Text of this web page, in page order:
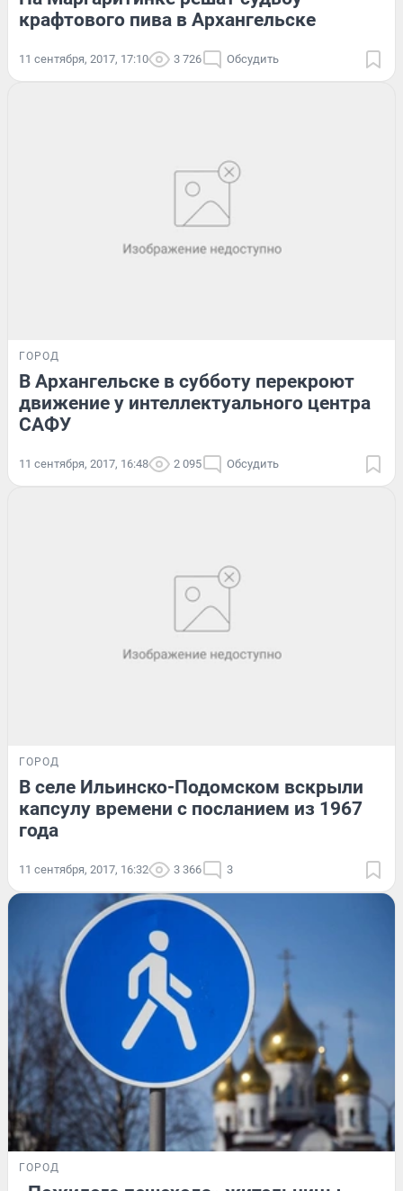
крафтового пива в Архангельске
11 сентября, 2017, 17:10 3 726 Обсудить
ГОРОД
В Архангельске в субботу перекроют
движение у интеллектуального центра
САФУ
11 сентября, 2017, 16:48 2 095 Обсудить
ГОРОД
В селе Ильинско-Подомском вскрыли
капсулу времени с посланием из 1967
года
11 сентября, 2017, 16:32 3 366 3
ГОРОД